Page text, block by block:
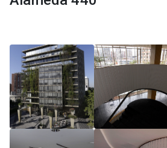
Reglamento de Magíster,
Universidad Católica de
Reglamento de Magíster,
Católica de Chile LLM UC
Reglamento de Seminarios
Programa de Magíster en